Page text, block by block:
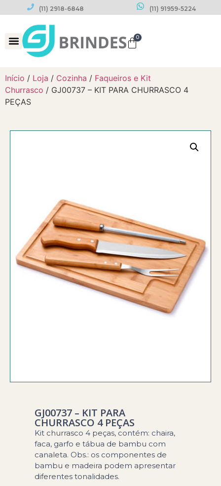
(11) 2918-6848 (11) 91959-5224
0
Início / Loja / Cozinha / Faqueiros e Kit
Churrasco / GJ00737 – KIT PARA CHURRASCO 4
PEÇAS
GJ00737 – KIT PARA
CHURRASCO 4 PEÇAS
Kit churrasco 4 peças, contém: chaira,
faca, garfo e tábua de bambu com
canaleta. Obs.: os componentes de
bambu e madeira podem apresentar
diferentes tonalidades.